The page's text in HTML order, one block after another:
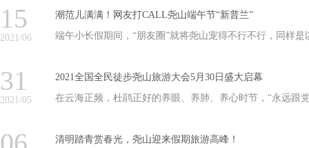
15
2021/06
潮范儿满满！网友打CALL尧山端午节“新普兰”
端午小长假期间，“朋友圈”就将尧山宠得不行不行，同样是
的是体验上的速度、激情，网友打CALL：潮范儿满满，飒
31
2021/05
2021全国全民徒步尧山旅游大会5月30日盛大启幕
在云海正频，杜鹃正好的养眼、养肺、养心时节，“永远跟
启幕，来自全国各地的徒步爱好者团体近6000人参加了此次
清明踏青赏春光，尧山迎来假期旅游高峰！